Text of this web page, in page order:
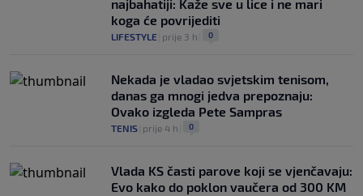
najbahatiji: Kaže sve u lice i ne mari
koga će povrijediti
LIFESTYLE prije 3 h 0
Nekada je vladao svjetskim tenisom,
danas ga mnogi jedva prepoznaju:
Ovako izgleda Pete Sampras
TENIS prije 4 h 0
Vlada KS časti parove koji se vjenčavaju:
Evo kako do poklon vaučera od 300 KM